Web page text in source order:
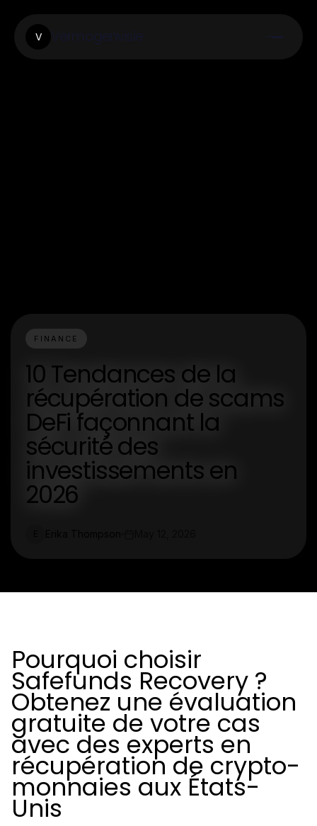
V
FINANCE
10 Tendances de la
récupération de scams
DeFi façonnant la
sécurité des
investissements en
2026
Pourquoi choisir
Safefunds Recovery ?
Obtenez une évaluation
gratuite de votre cas
avec des experts en
récupération de crypto-
monnaies aux États-
Unis